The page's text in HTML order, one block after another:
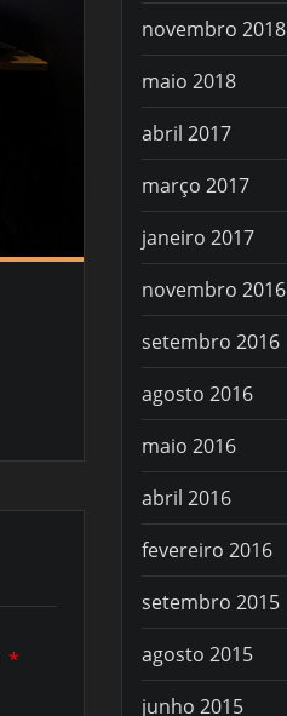
*
novembro 2018
maio 2018
abril 2017
março 2017
janeiro 2017
novembro 2016
setembro 2016
agosto 2016
maio 2016
abril 2016
fevereiro 2016
setembro 2015
agosto 2015
junho 2015